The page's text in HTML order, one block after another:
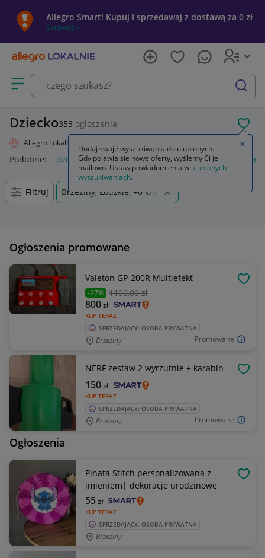
Allegro Smart! Kupuj i sprzedawaj z dostawą za 0 zł
Sprawdź »
Otwórz menu z kategoriami
szukaj
Dziecko353 ogłoszenia
Allegro Lokalnie
Podobne: dziecko naklejka dziecko w aucie lalki jak
Filtruj Brzeziny, Łódzkie, +0 km
Ogłoszenia promowane
Promowane
Valeton GP-200R Multiefekt
-27% 1100,00 zł
KUP TERAZ
800zł
SPRZEDAJĄCY: OSOBA PRYWATNA
Brzeziny
Promowane
NERF zestaw 2 wyrzutnie + karabin
KUP TERAZ
150zł
SPRZEDAJĄCY: OSOBA PRYWATNA
Brzeziny
Ogłoszenia
Pinata Stitch personalizowana z
imieniem| dekoracje urodzinowe
KUP TERAZ
55zł
SPRZEDAJĄCY: OSOBA PRYWATNA
Brzeziny
Dodaj swoje wyszukiwania do ulubionych.
Gdy pojawią się nowe oferty, wyślemy Ci je
mailowo. Ustaw powiadomienia w ulubionych
wyszukiwaniach.